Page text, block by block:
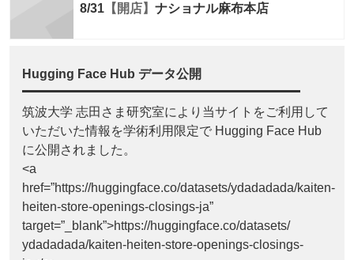
8/31 【開店】 ナショナル麻布本店
Hugging Face Hub データ公開
筑波大学 志田さま研究室により当サイトをご利用して
いただいた情報を学術利用限定で Hugging Face Hub
に公開されました。
<a
href=”https://huggingface.co/datasets/ydadadada/kaiten-
heiten-store-openings-closings-ja”
target=”_blank”>https://huggingface.co/datasets/
ydadadada/kaiten-heiten-store-openings-closings-